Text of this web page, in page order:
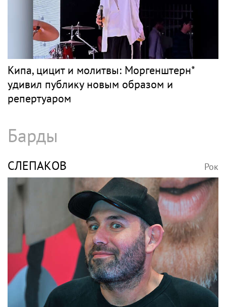
Кипа, цицит и молитвы: Моргенштерн*
удивил публику новым образом и
репертуаром
Барды
СЛЕПАКОВ Рок